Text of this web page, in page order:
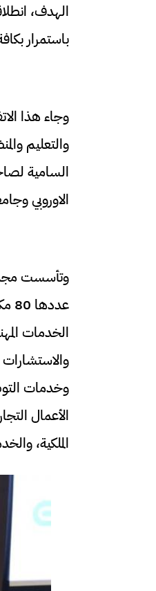
الهدف،
باستمرار
وجاء هذا
والتعليم
السامية
الاوروبي
الخدمات
والاستشارات
وخدمات
الأعمال
الملكية،